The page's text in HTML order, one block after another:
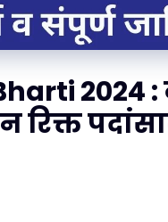
2024 :
रिक्त